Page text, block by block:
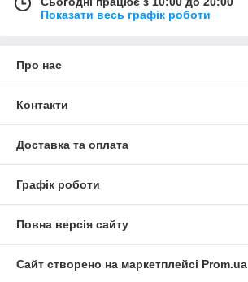
Показати весь графік роботи
Про нас
Контакти
Доставка та оплата
Графік роботи
Повна версія сайту
Сайт створено на маркетплейсі Prom.ua